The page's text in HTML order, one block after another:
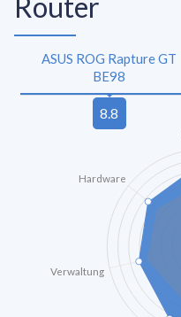
ASUS ROG Rapture GT
BE98
Verwaltung
Hardware